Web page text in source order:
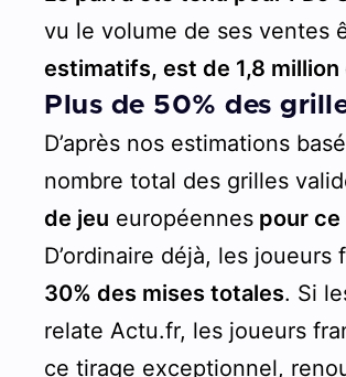
vu le volume de ses ventes
estimatifs, est de 1,8 million
Plus de 50% des
D’après nos estimations
nombre total des grilles
de jeu européennes pour ce
D’ordinaire déjà, les
30% des mises totales. Si
relate Actu.fr, les joueurs
ce tirage exceptionnel,